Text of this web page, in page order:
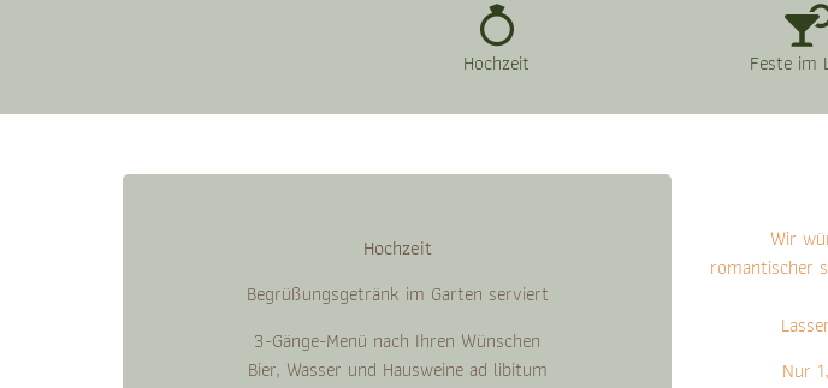
Hochzeit Feste im
Hochzeit
Begrüßungsgetränk im Garten serviert
3-Gänge-Menü nach Ihren Wünschen
Bier, Wasser und Hausweine ad libitum
Wir
romantischer
Nur